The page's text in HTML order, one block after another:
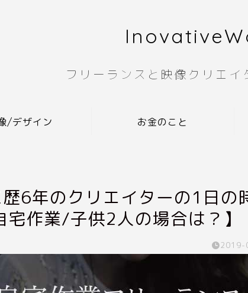
フリーランスと映像クリエ
/デザイン お金のこと
6年のクリエイターの1日の
作業/子供2人の場合は？】
2019-